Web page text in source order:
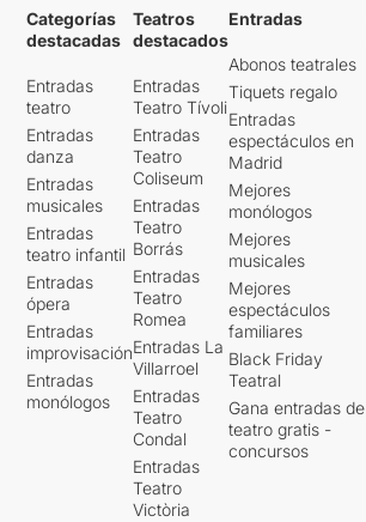
Categorías
destacadas
Entradas
teatro
Entradas
danza
Entradas
musicales
Entradas
teatro infantil
Entradas
ópera
Entradas
improvisación
Entradas
monólogos
Teatros
destacados
Entradas
Teatro Tívoli
Entradas
Teatro
Coliseum
Entradas
Teatro
Borrás
Entradas
Teatro
Romea
Entradas La
Villarroel
Entradas
Teatro
Condal
Entradas
Teatro
Victòria
Entradas
Abonos teatrales
Tiquets regalo
Entradas
espectáculos en
Madrid
Mejores
monólogos
Mejores
musicales
Mejores
espectáculos
familiares
Black Friday
Teatral
Gana entradas de
teatro gratis -
concursos